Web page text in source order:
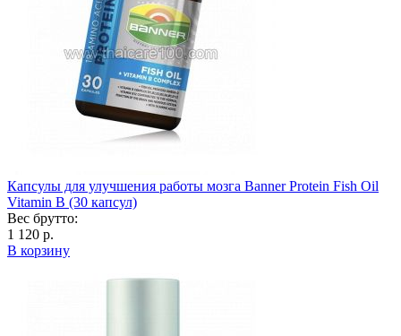
Капсулы для улучшения работы мозга Banner Protein Fish Oil
Vitamin B (30 капсул)
Вес брутто:
1 120 р.
В корзину